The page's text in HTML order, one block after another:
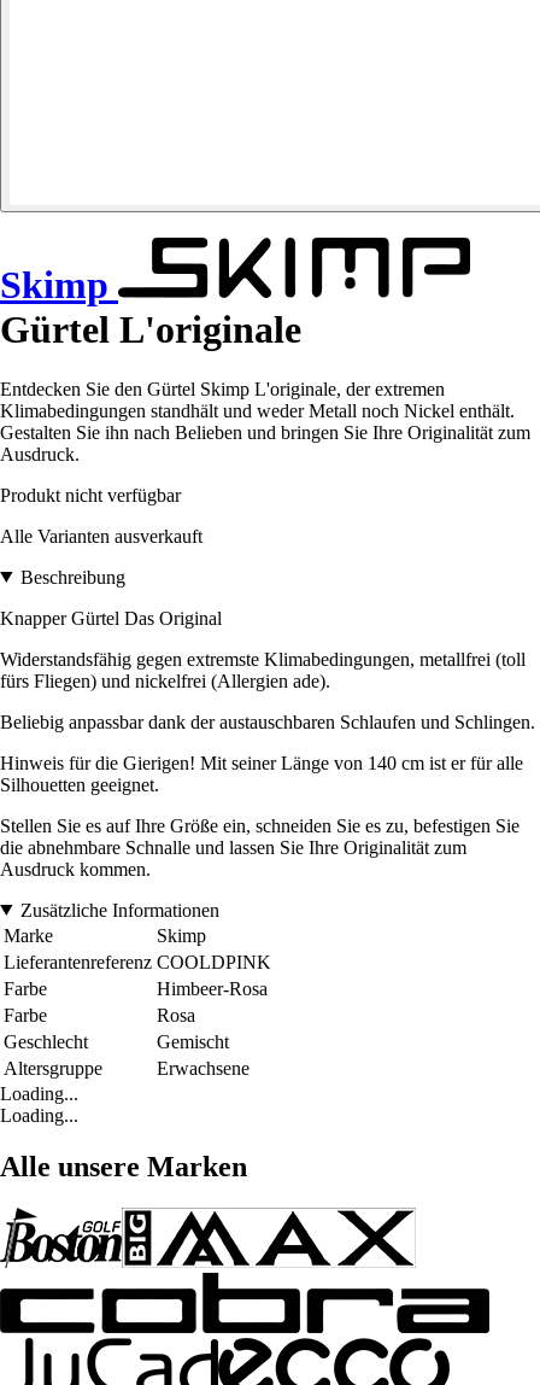
Skimp
Gürtel L'originale
Entdecken Sie den Gürtel Skimp L'originale, der extremen
Klimabedingungen standhält und weder Metall noch Nickel enthält.
Gestalten Sie ihn nach Belieben und bringen Sie Ihre Originalität zum
Ausdruck.
Produkt nicht verfügbar
Alle Varianten ausverkauft
Beschreibung
Knapper Gürtel Das Original
Widerstandsfähig gegen extremste Klimabedingungen, metallfrei (toll
fürs Fliegen) und nickelfrei (Allergien ade).
Beliebig anpassbar dank der austauschbaren Schlaufen und Schlingen.
Hinweis für die Gierigen! Mit seiner Länge von 140 cm ist er für alle
Silhouetten geeignet.
Stellen Sie es auf Ihre Größe ein, schneiden Sie es zu, befestigen Sie
die abnehmbare Schnalle und lassen Sie Ihre Originalität zum
Ausdruck kommen.
Zusätzliche Informationen
Marke
Skimp
Lieferantenreferenz COOLDPINK
Farbe
Himbeer-Rosa
Farbe
Rosa
Geschlecht
Gemischt
Altersgruppe
Erwachsene
Loading...
Loading...
Alle unsere Marken